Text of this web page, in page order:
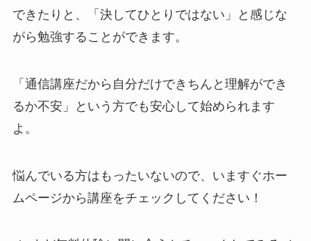
できたりと、「決してひとりではない」と感じな
がら勉強することができます。
「通信講座だから自分だけできちんと理解ができ
るか不安」という方でも安心して始められます
よ。
悩んでいる方はもったいないので、いますぐホー
ムページから講座をチェックしてください！